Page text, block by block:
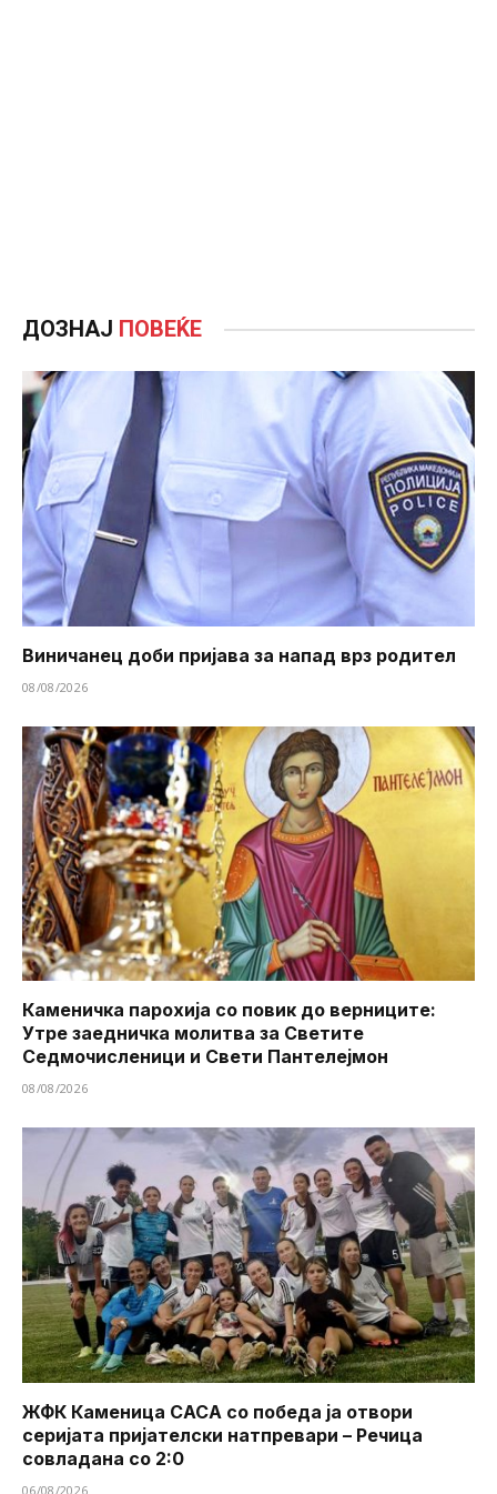
ДОЗНАЈ ПОВЕЌЕ
Виничанец доби пријава за напад врз родител
08/08/2026
Каменичка парохија со повик до верниците:
Утре заедничка молитва за Светите
Седмочисленици и Свети Пантелејмон
08/08/2026
ЖФК Каменица САСА со победа ја отвори
серијата пријателски натпревари – Речица
совладана со 2:0
06/08/2026